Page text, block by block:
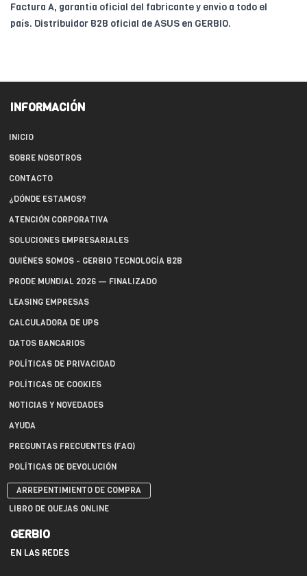
Factura A, garantía oficial del fabricante y envío a todo el
país. Distribuidor B2B oficial de ASUS en GERBIO.
INFORMACIÓN
INICIO
SOBRE NOSOTROS
CONTACTO
¿DÓNDE ESTAMOS?
ATENCIÓN CORPORATIVA
SOLUCIONES EMPRESARIALES
QUIÉNES SOMOS - GERBIO TECNOLOGÍA B2B
PRODE MUNDIAL 2026 — FINALIZADO
LEASING EMPRESAS
CALCULADORA DE UPS
DATOS BANCARIOS
POLÍTICAS DE PRIVACIDAD
POLÍTICAS DE COOKIES
NOTICIAS Y NOVEDADES
AYUDA
PREGUNTAS FRECUENTES (FAQ)
POLÍTICAS DE DEVOLUCIÓN
ARREPENTIMIENTO DE COMPRA
LIBRO DE QUEJAS ONLINE
GERBIO
EN LAS REDES